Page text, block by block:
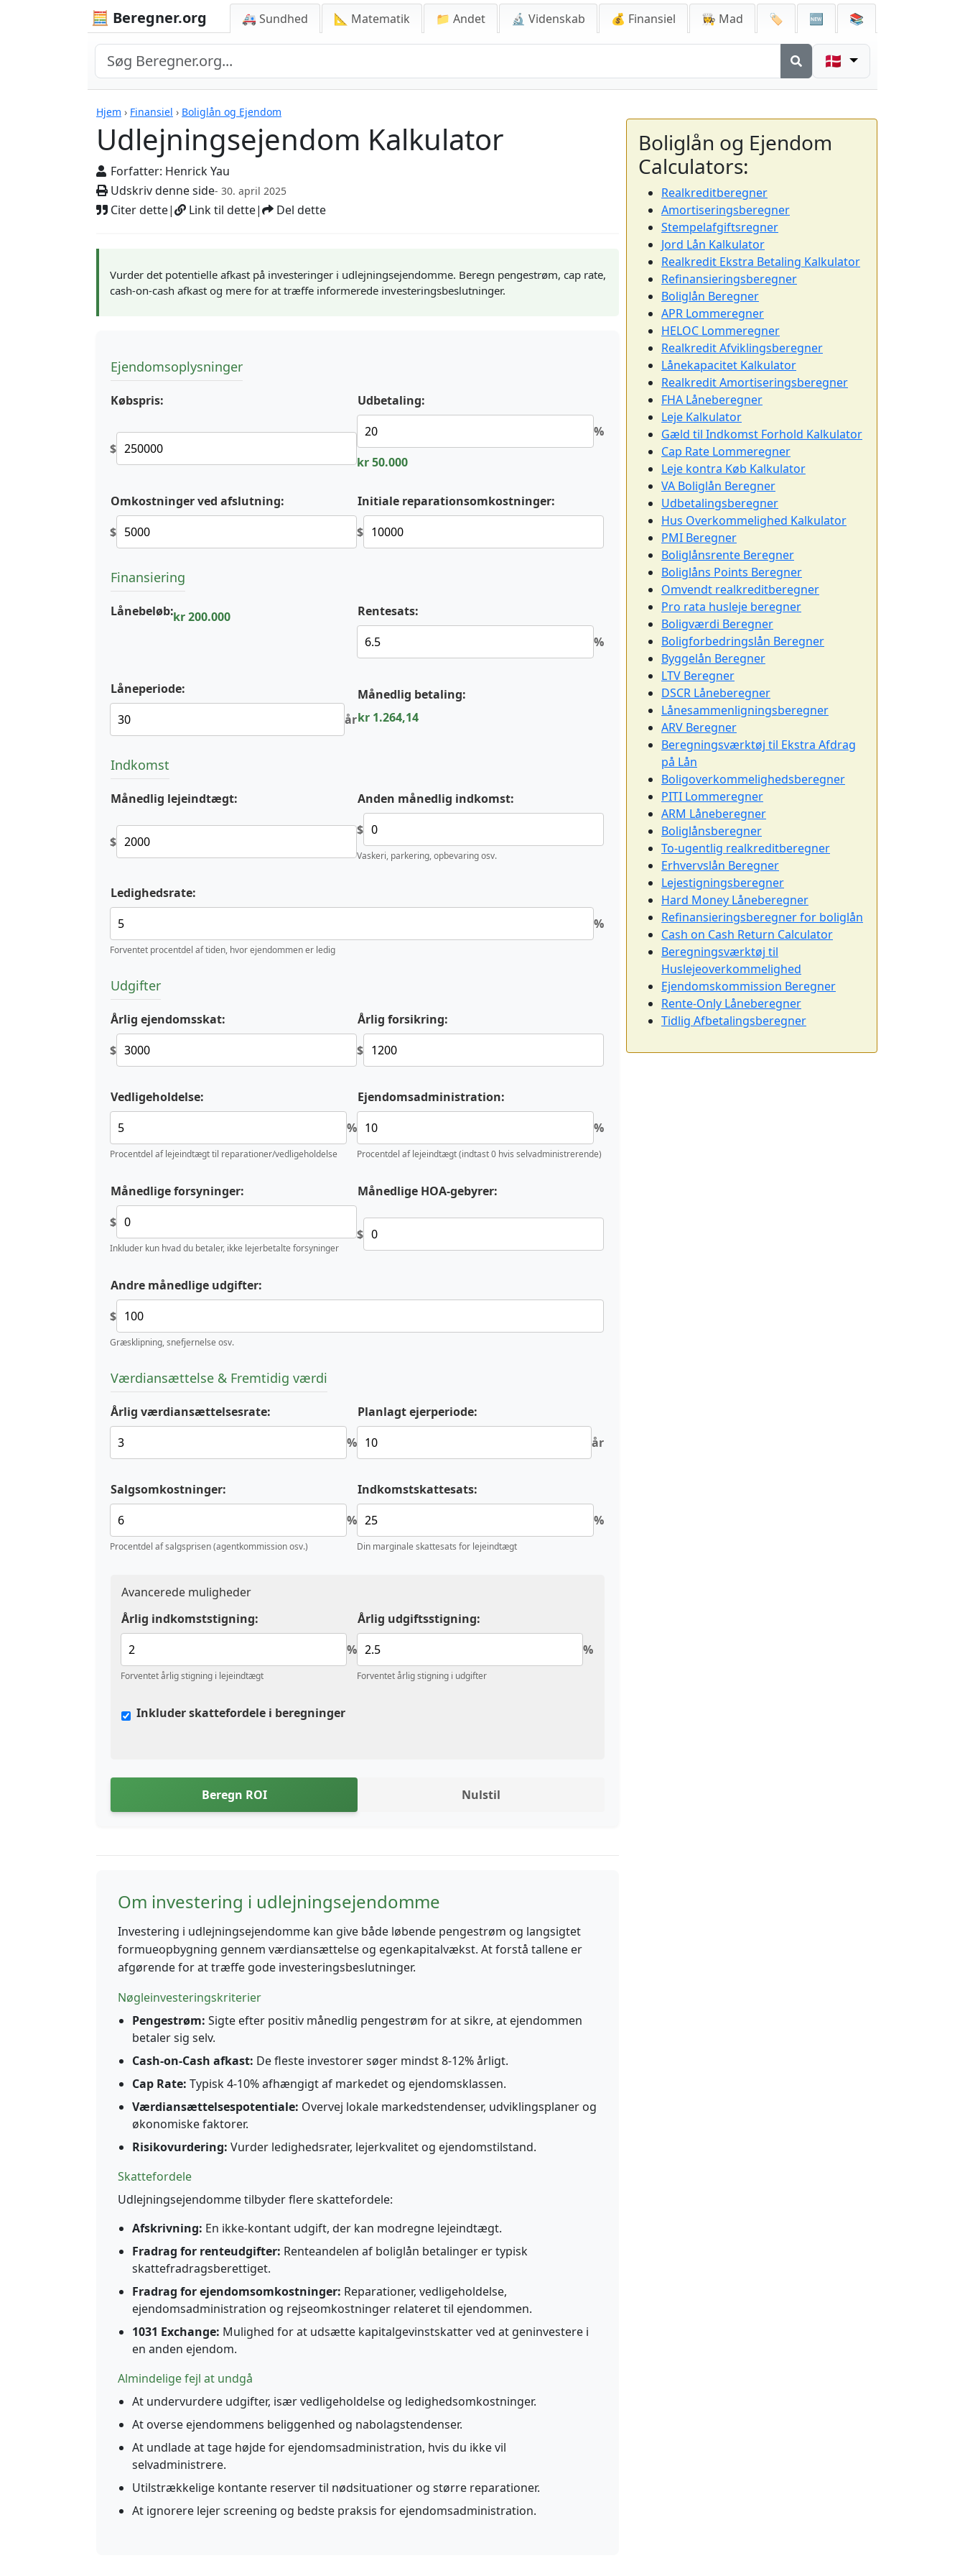
🧮 Beregner.org 🚑 Sundhed 📐 Matematik 📁 Andet 🔬 Videnskab 💰 Finansiel 👩‍🍳 Mad 🏷️ 🆕 📚
🇩🇰
Hjem › Finansiel › Boliglån og Ejendom
Udlejningsejendom Kalkulator
Forfatter: Henrick Yau
Udskriv denne side- 30. april 2025
Citer dette| Link til dette| Del dette
Udlejningsejendom Kalkulator
Vurder det potentielle afkast på investeringer i udlejningsejendomme. Beregn pengestrøm, cap rate,
cash-on-cash afkast og mere for at træffe informerede investeringsbeslutninger.
Ejendomsoplysninger
Købspris:
$
Udbetaling:
%
kr 50.000
Omkostninger ved afslutning:
$
Initiale reparationsomkostninger:
$
Finansiering
Lånebeløb:kr 200.000
Rentesats:
%
Låneperiode:
år
Månedlig betaling:
kr 1.264,14
Indkomst
Månedlig lejeindtægt:
$
Anden månedlig indkomst:
$
Vaskeri, parkering, opbevaring osv.
Ledighedsrate:
%
Forventet procentdel af tiden, hvor ejendommen er ledig
Udgifter
Årlig ejendomsskat:
$
Årlig forsikring:
$
Vedligeholdelse:
%
Procentdel af lejeindtægt til reparationer/vedligeholdelse
Ejendomsadministration:
%
Procentdel af lejeindtægt (indtast 0 hvis selvadministrerende)
Månedlige forsyninger:
$
Inkluder kun hvad du betaler, ikke lejerbetalte forsyninger
Månedlige HOA-gebyrer:
$
Andre månedlige udgifter:
$
Græsklipning, snefjernelse osv.
Værdiansættelse & Fremtidig værdi
Årlig værdiansættelsesrate:
%
Planlagt ejerperiode:
år
Salgsomkostninger:
%
Procentdel af salgsprisen (agentkommission osv.)
Indkomstskattesats:
%
Din marginale skattesats for lejeindtægt
Avancerede muligheder
Årlig indkomststigning:
%
Forventet årlig stigning i lejeindtægt
Årlig udgiftsstigning:
%
Forventet årlig stigning i udgifter
Inkluder skattefordele i beregninger
Beregn ROI Nulstil
Om investering i udlejningsejendomme
Investering i udlejningsejendomme kan give både løbende pengestrøm og langsigtet
formueopbygning gennem værdiansættelse og egenkapitalvækst. At forstå tallene er
afgørende for at træffe gode investeringsbeslutninger.
Nøgleinvesteringskriterier
Pengestrøm: Sigte efter positiv månedlig pengestrøm for at sikre, at ejendommen
betaler sig selv.
Cash-on-Cash afkast: De fleste investorer søger mindst 8-12% årligt.
Cap Rate: Typisk 4-10% afhængigt af markedet og ejendomsklassen.
Værdiansættelsespotentiale: Overvej lokale markedstendenser, udviklingsplaner og
økonomiske faktorer.
Risikovurdering: Vurder ledighedsrater, lejerkvalitet og ejendomstilstand.
Skattefordele
Udlejningsejendomme tilbyder flere skattefordele:
Afskrivning: En ikke-kontant udgift, der kan modregne lejeindtægt.
Fradrag for renteudgifter: Renteandelen af boliglån betalinger er typisk
skattefradragsberettiget.
Fradrag for ejendomsomkostninger: Reparationer, vedligeholdelse,
ejendomsadministration og rejseomkostninger relateret til ejendommen.
1031 Exchange: Mulighed for at udsætte kapitalgevinstskatter ved at geninvestere i
en anden ejendom.
Almindelige fejl at undgå
At undervurdere udgifter, især vedligeholdelse og ledighedsomkostninger.
At overse ejendommens beliggenhed og nabolagstendenser.
At undlade at tage højde for ejendomsadministration, hvis du ikke vil
selvadministrere.
Utilstrækkelige kontante reserver til nødsituationer og større reparationer.
At ignorere lejer screening og bedste praksis for ejendomsadministration.
Boliglån og Ejendom
Calculators:
Realkreditberegner
Amortiseringsberegner
Stempelafgiftsregner
Jord Lån Kalkulator
Realkredit Ekstra Betaling Kalkulator
Refinansieringsberegner
Boliglån Beregner
APR Lommeregner
HELOC Lommeregner
Realkredit Afviklingsberegner
Lånekapacitet Kalkulator
Realkredit Amortiseringsberegner
FHA Låneberegner
Leje Kalkulator
Gæld til Indkomst Forhold Kalkulator
Cap Rate Lommeregner
Leje kontra Køb Kalkulator
VA Boliglån Beregner
Udbetalingsberegner
Hus Overkommelighed Kalkulator
PMI Beregner
Boliglånsrente Beregner
Boliglåns Points Beregner
Omvendt realkreditberegner
Pro rata husleje beregner
Boligværdi Beregner
Boligforbedringslån Beregner
Byggelån Beregner
LTV Beregner
DSCR Låneberegner
Lånesammenligningsberegner
ARV Beregner
Beregningsværktøj til Ekstra Afdrag
på Lån
Boligoverkommelighedsberegner
PITI Lommeregner
ARM Låneberegner
Boliglånsberegner
To-ugentlig realkreditberegner
Erhvervslån Beregner
Lejestigningsberegner
Hard Money Låneberegner
Refinansieringsberegner for boliglån
Cash on Cash Return Calculator
Beregningsværktøj til
Huslejeoverkommelighed
Ejendomskommission Beregner
Rente-Only Låneberegner
Tidlig Afbetalingsberegner